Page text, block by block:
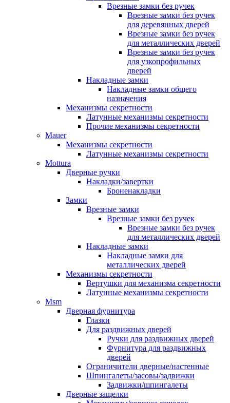
Врезные замки без ручек
Врезные замки без ручек
для деревянных дверей
Врезные замки без ручек
для металлических дверей
Врезные замки без ручек
для узкопрофильных
дверей
Накладные замки
Накладные замки общего
назначения
Механизмы секретности
Латунные механизмы секретности
Прочие механизмы секретности
Mauer
Механизмы секретности
Латунные механизмы секретности
Mottura
Дверные ручки
Накладки/завертки
Броненакладки
Замки
Врезные замки
Врезные замки без ручек
Врезные замки без ручек
для металлических дверей
Накладные замки
Накладные замки для
металлических дверей
Механизмы секретности
Вертушки для механизма секретности
Латунные механизмы секретности
Msm
Дверная фурнитура
Глазки
Для раздвижных дверей
Ручки для раздвижных дверей
Фурнитура для раздвижных
дверей
Ограничители дверные/настенные
Шпингалеты/засовы/задвижки
Задвижки/шпингалеты
Дверные защелки